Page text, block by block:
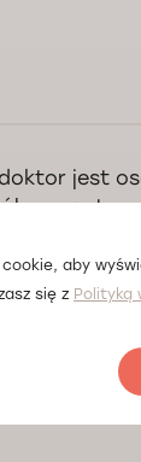
jest
opinii:
cookie, aby
się z Polityką